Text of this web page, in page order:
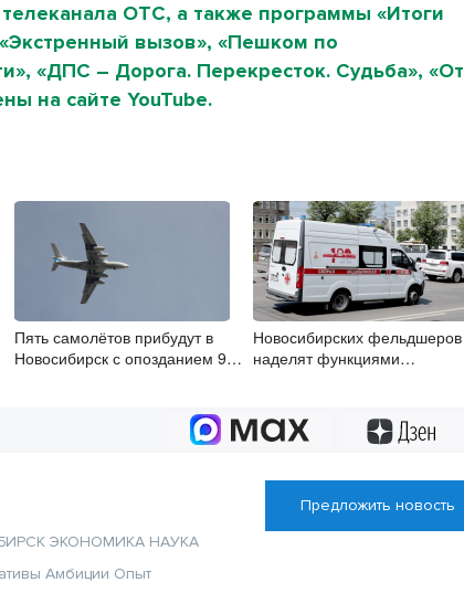
ОТС, а также программы «Итоги
вызов», «Пешком по
«ДПС – Дорога. Перекресток. Судьба», «От
на сайте YouTube.
Пять самолётов прибудут в
Новосибирск с опозданием 9
Новосибирских фельдшеров
наделят функциями
Предложить новость
ЭКОНОМИКА НАУКА
Амбиции Опыт